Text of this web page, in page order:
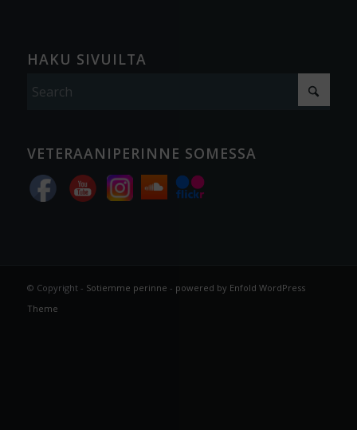
HAKU SIVUILTA
VETERAANIPERINNE SOMESSA
© Copyright - Sotiemme perinne - powered by Enfold WordPress
Theme